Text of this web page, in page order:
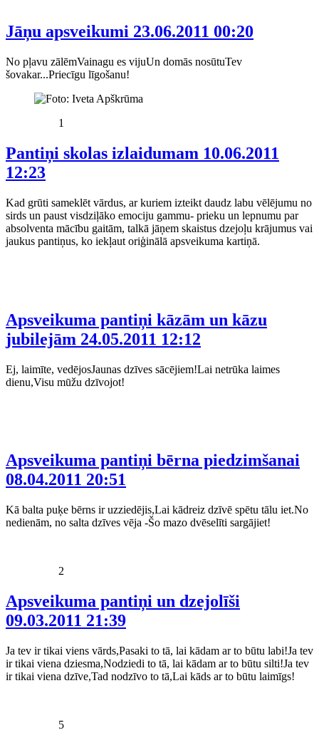
Jāņu apsveikumi 23.06.2011 00:20
No pļavu zālēmVainagu es vijuUn domās nosūtuTev
šovakar...Priecīgu līgošanu!
1
Pantiņi skolas izlaidumam 10.06.2011
12:23
Kad grūti sameklēt vārdus, ar kuriem izteikt daudz labu vēlējumu no
sirds un paust visdziļāko emociju gammu- prieku un lepnumu par
absolventa mācību gaitām, talkā jāņem skaistus dzejoļu krājumus vai
jaukus pantiņus, ko iekļaut oriģinālā apsveikuma kartiņā.
Apsveikuma pantiņi kāzām un kāzu
jubilejām 24.05.2011 12:12
Ej, laimīte, vedējosJaunas dzīves sācējiem!Lai netrūka laimes
dienu,Visu mūžu dzīvojot!
Apsveikuma pantiņi bērna piedzimšanai
08.04.2011 20:51
Kā balta puķe bērns ir uzziedējis,Lai kādreiz dzīvē spētu tālu iet.No
nedienām, no salta dzīves vēja -Šo mazo dvēselīti sargājiet!
2
Apsveikuma pantiņi un dzejolīši
09.03.2011 21:39
Ja tev ir tikai viens vārds,Pasaki to tā, lai kādam ar to būtu labi!Ja tev
ir tikai viena dziesma,Nodziedi to tā, lai kādam ar to būtu silti!Ja tev
ir tikai viena dzīve,Tad nodzīvo to tā,Lai kāds ar to būtu laimīgs!
5